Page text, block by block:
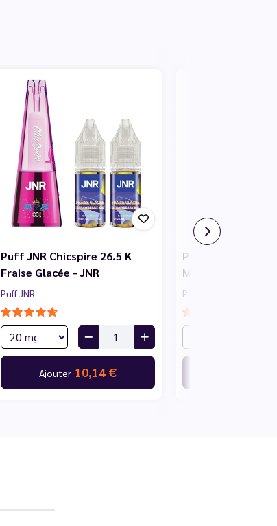
Puff JNR Chicspire 26.5 K
Fraise Glacée - JNR
Puff JNR
Ajouter 10,14 €
Puff JNR
Myrtille Cerise -
Puff JNR